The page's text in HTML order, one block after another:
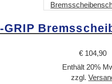
GRIP
€ 104,90
Enthält 20%
zzgl.